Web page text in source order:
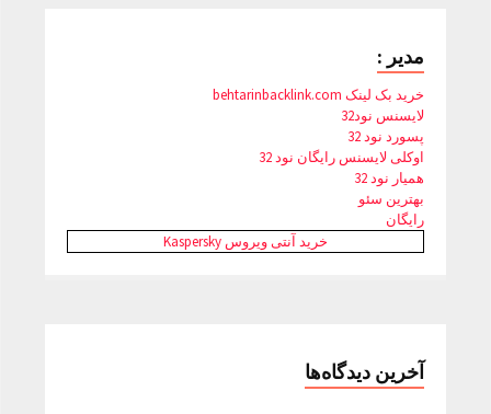
مدیر :
خرید بک لینک behtarinbacklink.com
لایسنس نود32
پسورد نود 32
اوکلی لایسنس رایگان نود 32
همیار نود 32
بهترین سئو
رایگان
خرید آنتی ویروس Kaspersky
آخرین دیدگاه‌ها